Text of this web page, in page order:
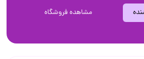
فروشگاه